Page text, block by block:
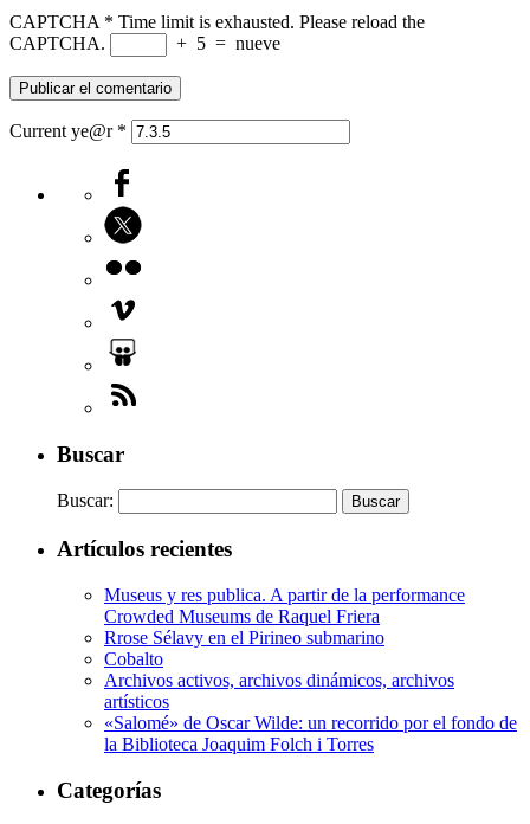
CAPTCHA * Time limit is exhausted. Please reload the
CAPTCHA.
+ 5 = nueve
Current ye@r *
Buscar
Buscar:
Artículos recientes
Museus y res publica. A partir de la performance
Crowded Museums de Raquel Friera
Rrose Sélavy en el Pirineo submarino
Cobalto
Archivos activos, archivos dinámicos, archivos
artísticos
«Salomé» de Oscar Wilde: un recorrido por el fondo de
la Biblioteca Joaquim Folch i Torres
Categorías